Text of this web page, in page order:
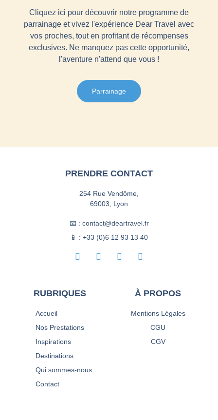
Cliquez ici pour découvrir notre programme de
parrainage et vivez l'expérience Dear Travel avec
vos proches, tout en profitant de récompenses
exclusives. Ne manquez pas cette opportunité,
l'aventure n'attend que vous !
Parrainage
À PROPOS
Mentions Légales
CGU
CGV
RUBRIQUES
Accueil
Nos Prestations
Inspirations
Destinations
Qui sommes-nous
Contact
PRENDRE CONTACT
254 Rue Vendôme,
69003, Lyon
📧 : contact@deartravel.fr
📱 : +33 (0)6 12 93 13 40